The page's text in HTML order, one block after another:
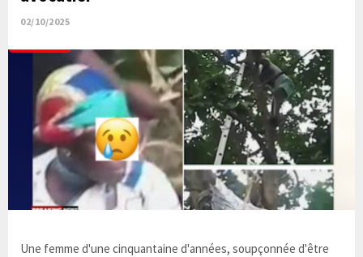
02/10/2025
Une femme d'une cinquantaine d'années, soupçonnée d'être